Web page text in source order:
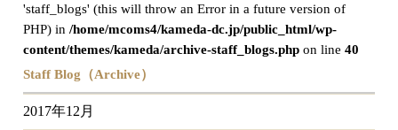
'staff_blogs' (this will throw an Error in a future version of
PHP) in/home/mcoms4/kameda-dc.jp/public_html/wp-
content/themes/kameda/archive-staff_blogs.php on line40
Staff Blog（Archive）
2017年12月